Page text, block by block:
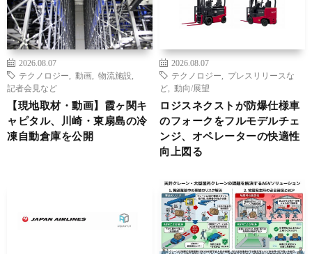
2026.08.07
テクノロジー
動画 物流施設
記者会見など
【現地取材・動画】霞ヶ関キ
ャピタル、川崎・東扇島の冷
凍自動倉庫を公開
2026.08.07
テクノロジー
プレスリリースな
ど
動向/展望
ロジスネクストが防爆仕様車
のフォークをフルモデルチェ
ンジ、オペレーターの快適性
向上図る